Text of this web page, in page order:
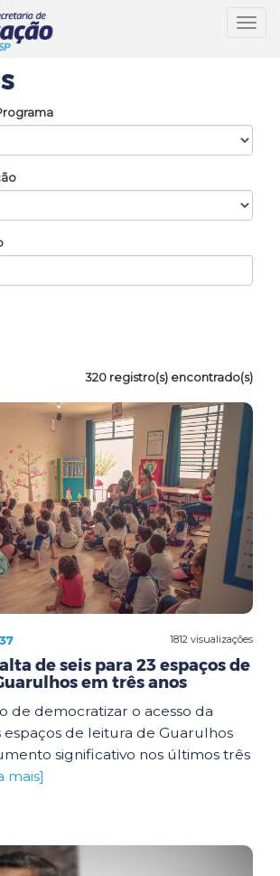
320 registro(s) encontrado(s)
1812 visualizações
de seis para 23 espaços de
em três anos
de democratizar o acesso da
espaços de leitura de Guarulhos
significativo nos últimos três
mais]